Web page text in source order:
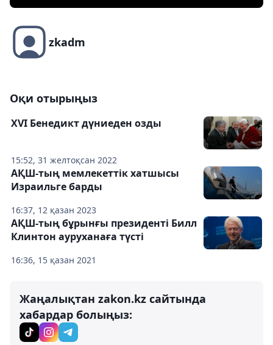
zkadm
Оқи отырыңыз
15:52, 31 желтоқсан 2022
XVI Бенедикт дүниеден озды
16:37, 12 қазан 2023
АҚШ-тың мемлекеттік хатшысы
Израильге барды
16:36, 15 қазан 2021
АҚШ-тың бұрынғы президенті Билл
Клинтон ауруханаға түсті
Жаңалықтан zakon.kz сайтында
хабардар болыңыз: